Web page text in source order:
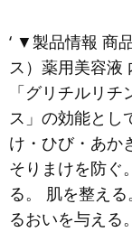
‘ ▼製品情報 商
ス）薬用美容液
「グリチルリ
ス」の効能とし
け・ひび・あか
そりまけを防ぐ
る。 肌を整え
るおいを与える